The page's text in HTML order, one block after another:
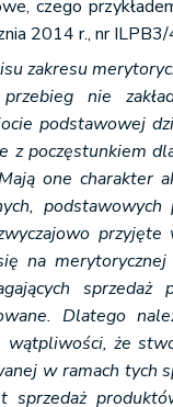
czego
2014 r., nr
zakresu
nie
podstawowej
z poczęstunkiem
one charakter
na
Dlatego
że
w ramach tych
sprzedaż